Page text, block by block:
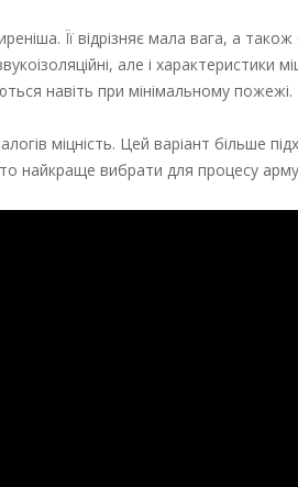
Її відрізняє мала вага, а також
але і характеристики
навіть при мінімальному пожежі.
міцність. Цей варіант більше
найкраще вибрати для процесу